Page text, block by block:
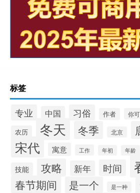
标签
专业 中国 习俗 作者 你
农历 冬天 冬季 北京
宋代 寓意 工作 年初 年龄
技能 攻略 新年 时间
春节期间 是一个 是一种